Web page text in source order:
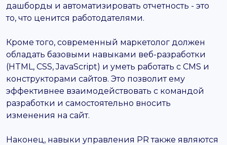
дашборды и автоматизировать отчетность - это
то, что ценится работодателями.
Кроме того, современный маркетолог должен
обладать базовыми навыками веб-разработки
(HTML, CSS, JavaScript) и уметь работать с CMS и
конструкторами сайтов. Это позволит ему
эффективнее взаимодействовать с командой
разработки и самостоятельно вносить
изменения на сайт.
Наконец, навыки управления PR также являются